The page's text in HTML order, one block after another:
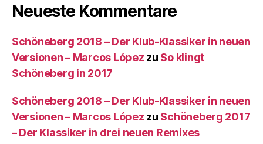
Neueste Kommentare
Schöneberg 2018 – Der Klub-Klassiker in neuen
Versionen – Marcos López zu So klingt
Schöneberg in 2017
Schöneberg 2018 – Der Klub-Klassiker in neuen
Versionen – Marcos López zu Schöneberg 2017
– Der Klassiker in drei neuen Remixes